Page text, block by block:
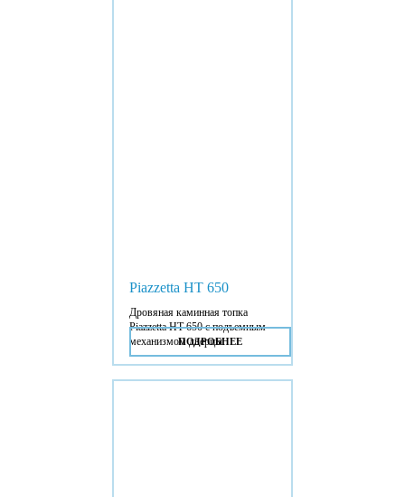
Piazzetta HT 650
Дровяная каминная топка
Piazzetta HT 650 с подъемным
механизмом дверцы.
ПОДРОБНЕЕ